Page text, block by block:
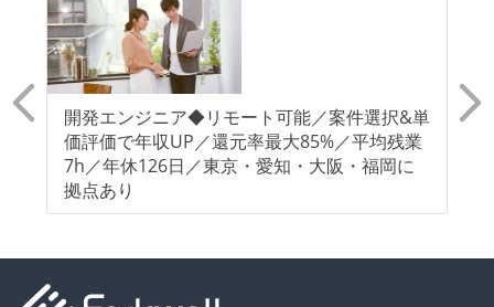
開発エンジニア◆リモート可能／案件選択&単
価評価で年収UP／還元率最大85%／平均残業
7h／年休126日／東京・愛知・大阪・福岡に
拠点あり